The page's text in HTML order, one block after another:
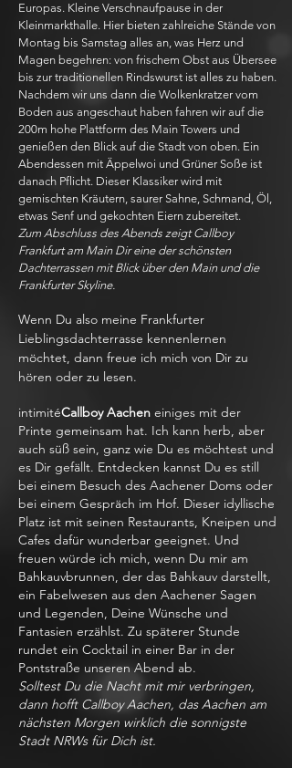
Europas. Kleine Verschnaufpause in der
Kleinmarkthalle. Hier bieten zahlreiche Stände von
Montag bis Samstag alles an, was Herz und
Magen begehren: von frischem Obst aus Übersee
bis zur traditionellen Rindswurst ist alles zu haben.
Nachdem wir uns dann die Wolkenkratzer vom
Boden aus angeschaut haben fahren wir auf die
200m hohe Plattform des Main Towers und
genießen den Blick auf die Stadt von oben. Ein
Abendessen mit Äppelwoi und Grüner Soße ist
danach Pflicht. Dieser Klassiker wird mit
gemischten Kräutern, saurer Sahne, Schmand, Öl,
etwas Senf und gekochten Eiern zubereitet.
Zum Abschluss des Abends zeigt Callboy
Frankfurt am Main Dir eine der schönsten
Dachterrassen mit Blick über den Main und die
Frankfurter Skyline.
Wenn Du also meine Frankfurter
Lieblingsdachterrasse kennenlernen
möchtet, dann freue ich mich von Dir zu
hören oder zu lesen.
intimitéCallboy Aachen einiges mit der
Printe gemeinsam hat. Ich kann herb, aber
auch süß sein, ganz wie Du es möchtest und
es Dir gefällt. Entdecken kannst Du es still
bei einem Besuch des Aachener Doms oder
bei einem Gespräch im Hof. Dieser idyllische
Platz ist mit seinen Restaurants, Kneipen und
Cafes dafür wunderbar geeignet. Und
freuen würde ich mich, wenn Du mir am
Bahkauvbrunnen, der das Bahkauv darstellt,
ein Fabelwesen aus den Aachener Sagen
und Legenden, Deine Wünsche und
Fantasien erzählst. Zu späterer Stunde
rundet ein Cocktail in einer Bar in der
Pontstraße unseren Abend ab.
Solltest Du die Nacht mit mir verbringen,
dann hofft Callboy Aachen, das Aachen am
nächsten Morgen wirklich die sonnigste
Stadt NRWs für Dich ist.